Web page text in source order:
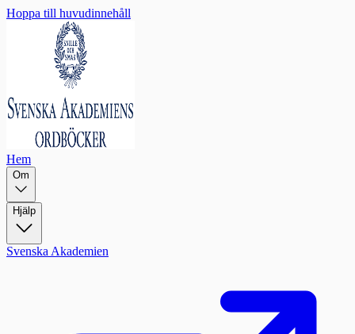
Hoppa till huvudinnehåll
Hem
Om
Hjälp
Svenska Akademien